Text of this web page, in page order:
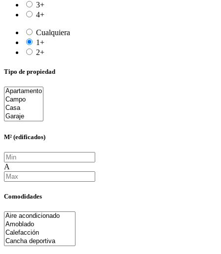
3+
4+
Cualquiera
1+
2+
Tipo de propiedad
M² (edificados)
A
Comodidades